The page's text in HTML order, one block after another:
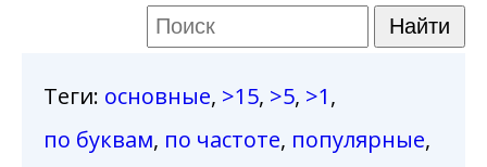
Теги: основные, >15, >5, >1,
по буквам, по частоте, популярные,